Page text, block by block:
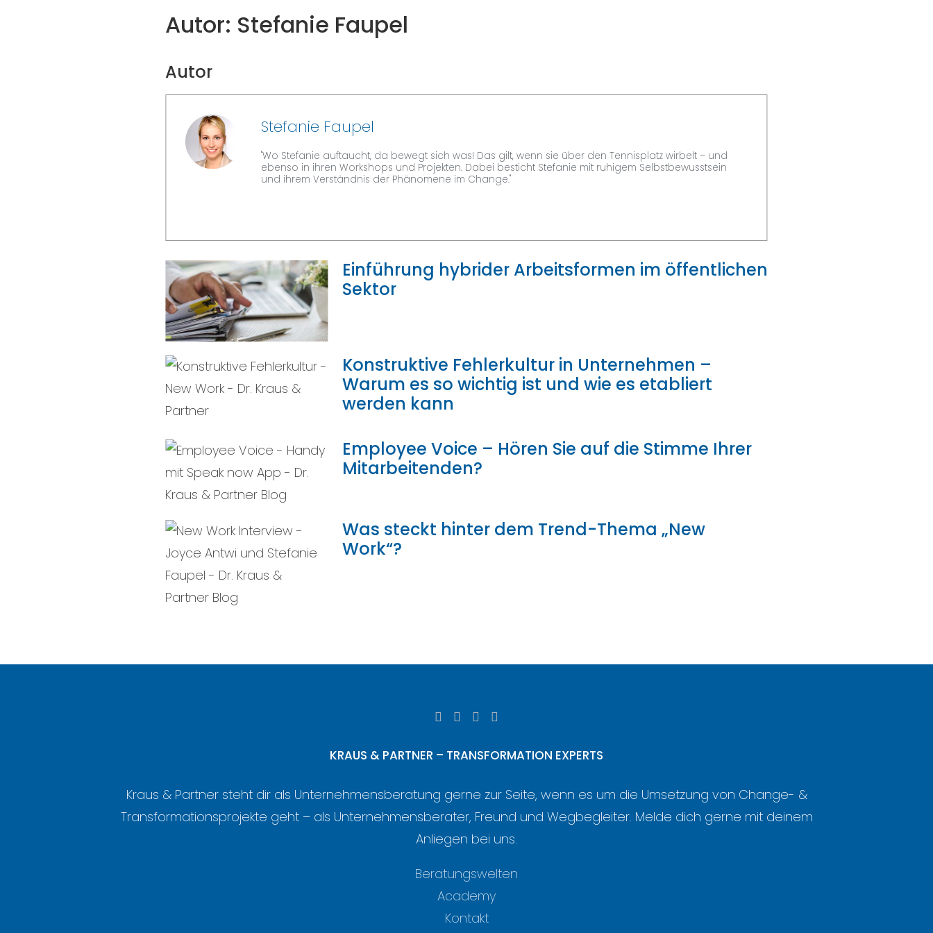
Autor: Stefanie Faupel
Autor
Stefanie Faupel
"Wo Stefanie auftaucht, da bewegt sich was! Das gilt, wenn sie über den Tennisplatz wirbelt – und
ebenso in ihren Workshops und Projekten. Dabei besticht Stefanie mit ruhigem Selbstbewusstsein
und ihrem Verständnis der Phänomene im Change."
Einführung hybrider Arbeitsformen im öffentlichen
Sektor
Konstruktive Fehlerkultur in Unternehmen –
Warum es so wichtig ist und wie es etabliert
werden kann
Employee Voice – Hören Sie auf die Stimme Ihrer
Mitarbeitenden?
Was steckt hinter dem Trend-Thema „New
Work“?
KRAUS & PARTNER – TRANSFORMATION EXPERTS
Kraus & Partner steht dir als Unternehmensberatung gerne zur Seite, wenn es um die Umsetzung von Change- &
Transformationsprojekte geht – als Unternehmensberater, Freund und Wegbegleiter. Melde dich gerne mit deinem
Anliegen bei uns.
Beratungswelten
Academy
Kontakt